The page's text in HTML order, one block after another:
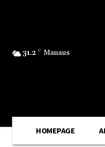
31.2 C Manaus
HOMEPAGE